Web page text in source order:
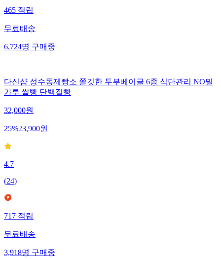
465적립
무료배송
6,724명구매중
다신샵 성수동제빵소 쫄깃한 두부베이글 6종 식단관리 NO밀
가루 쌀빵 단백질빵
32,000원
25%23,900원
4.7
(24)
717적립
무료배송
3,918명구매중